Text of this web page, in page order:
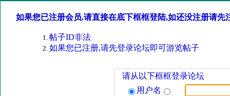
如果您已注册会员,请直接在底下框框登陆,如还没注册请先
帖子ID非法
如果您已注册,请先登录论坛即可游览帖子
请从以下框框登录论坛
用户名